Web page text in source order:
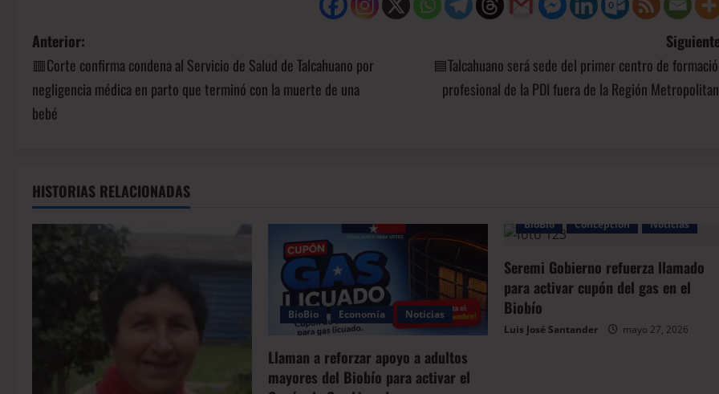
Anterior:
🟥Corte confirma condena al Servicio de Salud de Talcahuano por
negligencia médica en parto que terminó con la muerte de una
bebé
🟦Talcahuano será sede del primer centro de
profesional de la PDI fuera de la Región
HISTORIAS RELACIONADAS
BioBio Economía Noticias
Llaman a reforzar apoyo a adultos
mayores del Biobío para activar el
BioBio Concepción Noticias
Seremi Gobierno refuerza llamado
para activar cupón del gas en el
Biobío
Luis José Santander mayo 27, 2026